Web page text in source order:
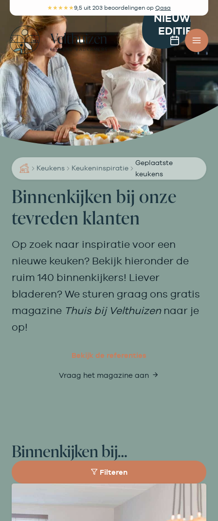
inhoud
★★★★★9,5 uit 203 beoordelingen op Qasa
maken
Keukens Keukeninspiratie
Geplaatste
keukens
Binnenkijken bij onze
tevreden klanten
Op zoek naar inspiratie voor een
nieuwe keuken? Bekijk hieronder de
ruim 140 binnenkijkers! Liever
bladeren? We sturen graag ons gratis
magazine Thuis bij Velthuizennaar je
op!
Bekijk de referenties
Vraag het magazine aan
Binnenkijken bij…
Filteren
NIEUWE
EDITIE